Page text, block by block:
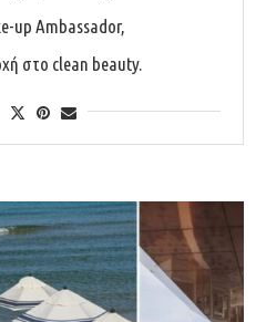
up Ambassador,
στο clean beauty.